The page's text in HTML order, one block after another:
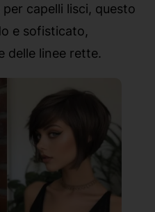
capelli lisci, questo
e sofisticato,
delle linee rette.